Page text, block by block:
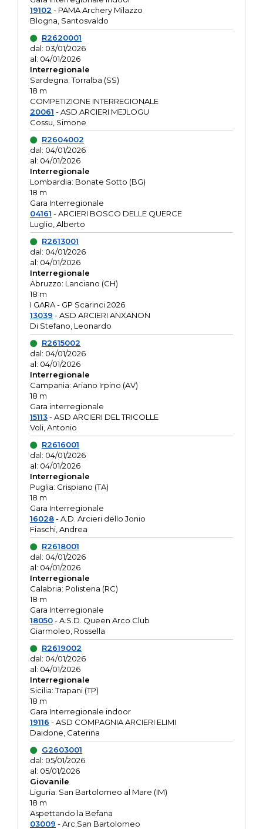
19102 - PAMA Archery Milazzo
Blogna, Santosvaldo
R2620001
dal: 03/01/2026
al: 04/01/2026
Interregionale
Sardegna: Torralba (SS)
18 m
COMPETIZIONE INTERREGIONALE
20061 - ASD ARCIERI MEJLOGU
Cossu, Simone
R2604002
dal: 04/01/2026
al: 04/01/2026
Interregionale
Lombardia: Bonate Sotto (BG)
18 m
Gara Interregionale
04161 - ARCIERI BOSCO DELLE QUERCE
Luglio, Alberto
R2613001
dal: 04/01/2026
al: 04/01/2026
Interregionale
Abruzzo: Lanciano (CH)
18 m
I GARA - GP Scarinci 2026
13039 - ASD ARCIERI ANXANON
Di Stefano, Leonardo
R2615002
dal: 04/01/2026
al: 04/01/2026
Interregionale
Campania: Ariano Irpino (AV)
18 m
Gara interregionale
15113- ASD ARCIERI DEL TRICOLLE
Voli, Antonio
R2616001
dal: 04/01/2026
al: 04/01/2026
Interregionale
Puglia: Crispiano (TA)
18 m
Gara Interregionale
16028- A.D. Arcieri dello Jonio
Fiaschi, Andrea
R2618001
dal: 04/01/2026
al: 04/01/2026
Interregionale
Calabria: Polistena (RC)
18 m
Gara Interregionale
18050- A.S.D. Queen Arco Club
Giarmoleo, Rossella
R2619002
dal: 04/01/2026
al: 04/01/2026
Interregionale
Sicilia: Trapani (TP)
18 m
Gara Interregionale indoor
19116 - ASD COMPAGNIA ARCIERI ELIMI
Daidone, Caterina
G2603001
dal: 05/01/2026
al: 05/01/2026
Giovanile
Liguria: San Bartolomeo al Mare (IM)
18 m
Aspettando la Befana
03009 - Arc.San Bartolomeo